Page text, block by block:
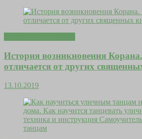
История возникновения
отличается от других
13.10.2019